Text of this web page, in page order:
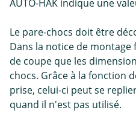
AUTO-HAK indique une
Le pare-chocs doit être
Dans la notice de
de coupe que les
chocs. Grâce à la fonction
prise, celui-ci peut se
quand il n'est pas utilisé.